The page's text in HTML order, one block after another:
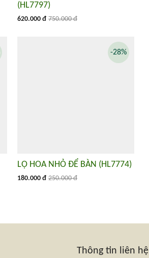
(HL7797)
620.000 đ 750.000 đ
LỌ HOA NHỎ ĐỂ BÀN (HL7774)
180.000 đ 250.000 đ
-28%
Thông tin liên hệ